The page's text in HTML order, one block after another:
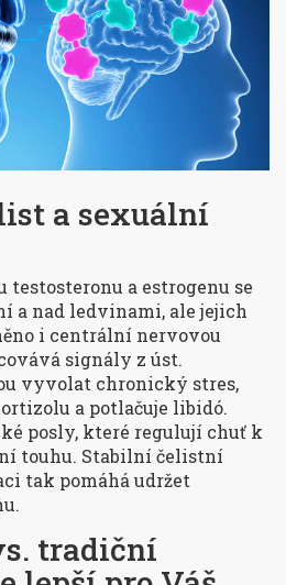
a sexuální
a estrogenu se
a nad ledvinami, ale jejich
i centrální nervovou
signály z úst.
vyvolat chronický stres,
a potlačuje libidó.
posly, které regulují chuť k
touhu. Stabilní čelistní
tak pomáhá udržet
tradiční